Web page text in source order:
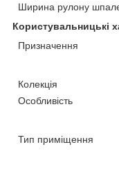
Ширина рулону
Користувальницькі
Призначення
Колекція
Особливість
Тип приміщення